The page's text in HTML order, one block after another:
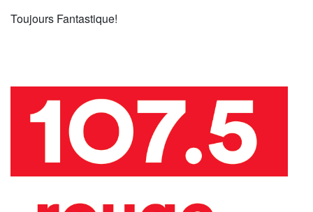
Toujours Fantastique!